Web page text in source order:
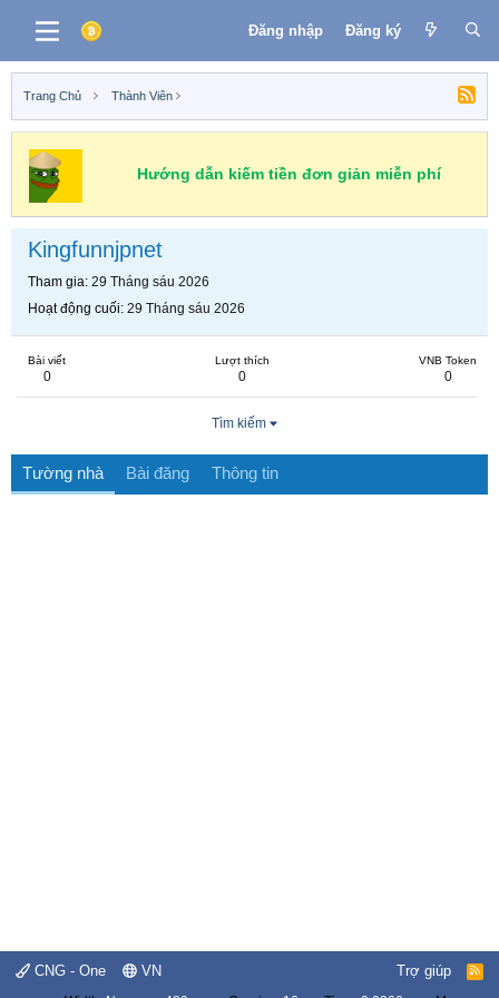
Đăng nhập Đăng ký
Trang Chủ Thành Viên
Hướng dẫn kiếm tiền đơn giản miễn phí
Kingfunnjpnet
Tham gia 29 Tháng sáu 2026
Hoạt động cuối 29 Tháng sáu 2026
Bài viết
0
Lượt thích
0
VNB Token
0
Tìm kiếm
Tường nhà Bài đăng Thông tin
CNG - One VN Trợ giúp
R